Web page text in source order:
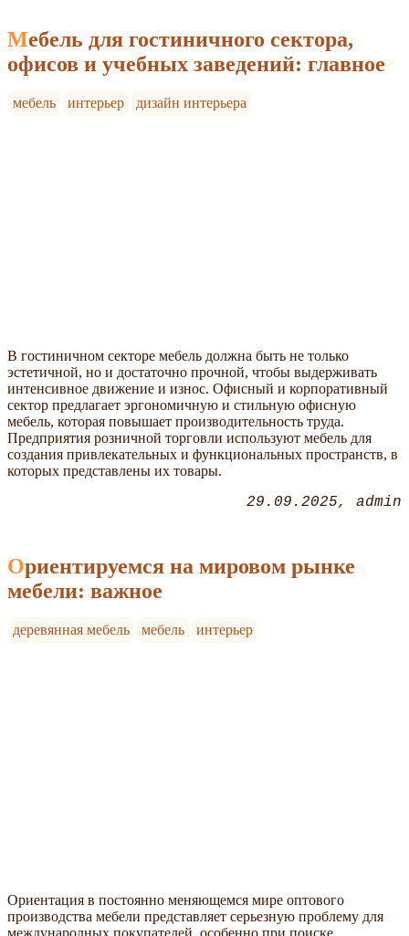
Мебель для гостиничного сектора,
офисов и учебных заведений: главное
мебель интерьер дизайн интерьера
В гостиничном секторе мебель должна быть не только
эстетичной, но и достаточно прочной, чтобы выдерживать
интенсивное движение и износ. Офисный и корпоративный
сектор предлагает эргономичную и стильную офисную
мебель, которая повышает производительность труда.
Предприятия розничной торговли используют мебель для
создания привлекательных и функциональных пространств, в
которых представлены их товары.
29.09.2025 admin
Ориентируемся на мировом рынке
мебели: важное
деревянная мебель мебель интерьер
Ориентация в постоянно меняющемся мире оптового
производства мебели представляет серьезную проблему для
международных покупателей, особенно при поиске